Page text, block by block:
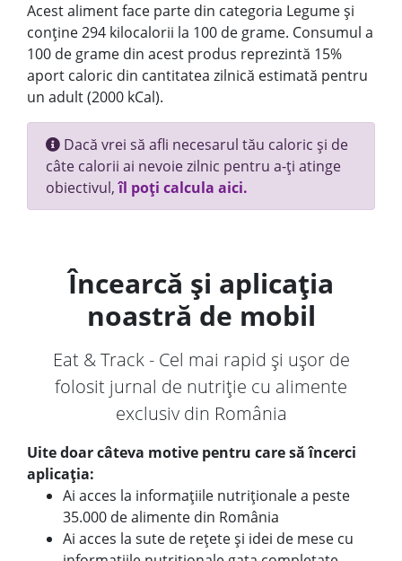
Acest aliment face parte din categoria Legume și
conține 294 kilocalorii la 100 de grame. Consumul a
100 de grame din acest produs reprezintă 15%
aport caloric din cantitatea zilnică estimată pentru
un adult (2000 kCal).
Dacă vrei să afli necesarul tău caloric și de
câte calorii ai nevoie zilnic pentru a-ți atinge
obiectivul,îl poți calcula aici.
Încearcă și aplicația
noastră de mobil
Eat & Track - Cel mai rapid și ușor de
folosit jurnal de nutriție cu alimente
exclusiv din România
Uite doar câteva motive pentru care să încerci
aplicația:
Ai acces la informațiile nutriționale a peste
35.000 de alimente din România
Ai acces la sute de rețete și idei de mese cu